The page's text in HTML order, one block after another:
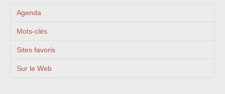
Agenda
Mots-clés
Sites favoris
Sur le Web